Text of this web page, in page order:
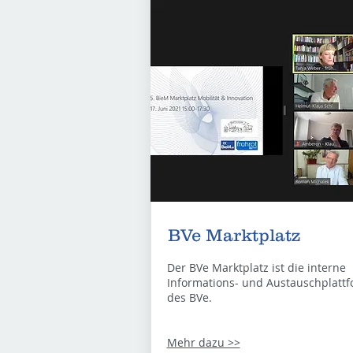
BVe Marktplatz
Der BVe Marktplatz ist die interne
Informations- und
des BVe.
Mehr dazu >>